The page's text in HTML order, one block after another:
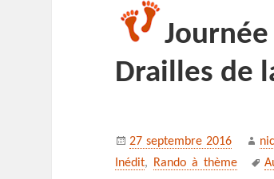
Drailles de
Publié
le
27 septembre 2016
Inédit, Rando à thème